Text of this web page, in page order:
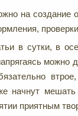
на создание
в сутки, в
можно
начнут
приятным